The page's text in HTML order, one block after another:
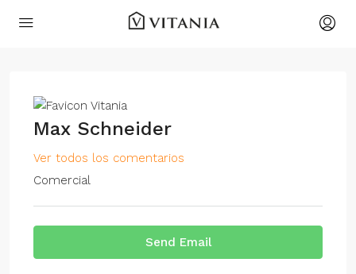
Max Schneider
Ver todos los comentarios
Comercial
Send Email